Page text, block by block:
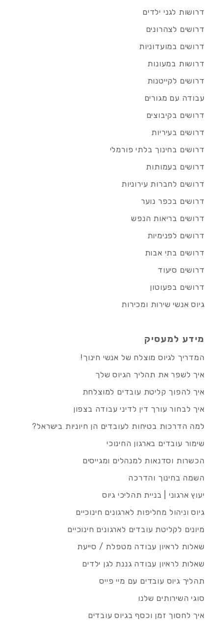
דרושות לגני ילדים
דרושים לצהרונים
דרושים במועדוניות
דרושות במעונות
דרושים לקייטנות
עבודה עם מגורים
דרושים בקיבוצים
דרושים בעיריות
דרושים בחינוך בלתי פורמלי
דרושים בעמותות
דרושים לחברות עירוניות
דרושים בכפר נוער
דרושים בריאות הנפש
דרושים לפנימיות
דרושים בתי אבות
דרושים סיעוד
דרושים בפעוטון
גיוס אנשי שירות ומכירות
מידע למעסיק
המדריך לגיוס מוצלח של אנשי חינוך!
איך לשפר את תהליך הגיוס שלך
איך להפוך קליטת עובדים למוצלחת
איך לבחור עורך דין לדיני עבודה בצפון
למה הדרכות בטיחות לעובדים הן חיוניות בישראל?
שימור עובדים בארגון החינוכי
הכשרות וסדנאות למנהלים ומגייסים
השמה בחינוך והדרכה
יעוץ ארגוני | בניית תהליכי גיוס
גיוס וניהול מחליפות לארגונים חינוכיים
מיונים לקליטת עובדים לארגונים חינוכיים
שאלות לראיון עבודה מטפלת / סייעת
שאלות לראיון עבודה גננת לגן ילדים
תהליך גיוס עובדים עם מיי פייס
סוגי השירותים שלנו
איך לחסוך זמן וכסף בגיוס עובדים